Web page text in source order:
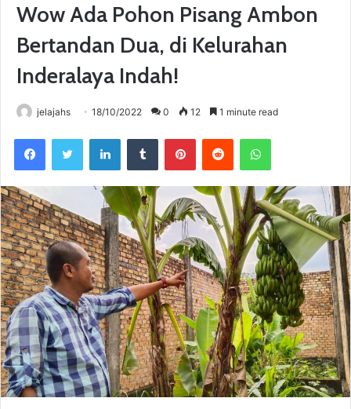
Wow Ada Pohon Pisang Ambon
Bertandan Dua, di Kelurahan
Inderalaya Indah!
jelajahs 18/10/2022 0 12 1 minute read